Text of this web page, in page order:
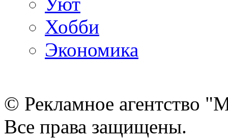
Хобби
Экономика
© Рекламное агентство
Все права защищены.